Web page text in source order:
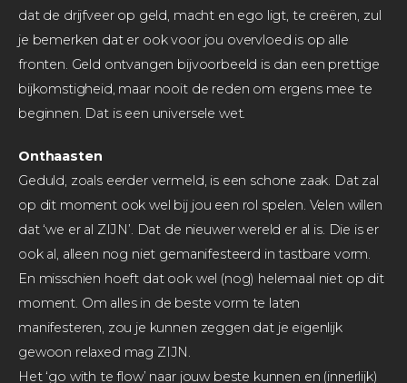
dat de drijfveer op geld, macht en ego ligt, te creëren, zul
je bemerken dat er ook voor jou overvloed is op alle
fronten. Geld ontvangen bijvoorbeeld is dan een prettige
bijkomstigheid, maar nooit de reden om ergens mee te
beginnen. Dat is een universele wet.
Onthaasten
Geduld, zoals eerder vermeld, is een schone zaak. Dat zal
op dit moment ook wel bij jou een rol spelen. Velen willen
dat ‘we er al ZIJN’. Dat de nieuwer wereld er al is. Die is er
ook al, alleen nog niet gemanifesteerd in tastbare vorm.
En misschien hoeft dat ook wel (nog) helemaal niet op dit
moment. Om alles in de beste vorm te laten
manifesteren, zou je kunnen zeggen dat je eigenlijk
gewoon relaxed mag ZIJN.
Het ‘go with te flow’ naar jouw beste kunnen en (innerlijk)